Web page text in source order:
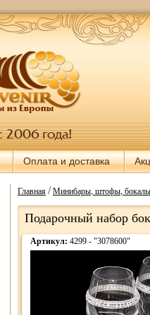
Оплата и доставка
Главная/Минибары, штофы,
Подарочный набор
Артикул: 4299 - "3078600"